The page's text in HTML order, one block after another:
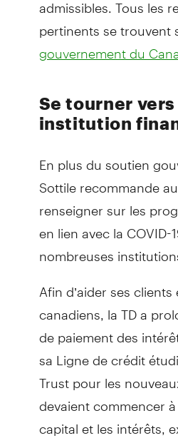
pertinents se trouvent
gouvernement du
Se tourner vers
institution
En plus du soutien
Sottile recommande
renseigner sur les
en lien avec la
nombreuses
Afin d’aider ses
canadiens, la TD a
de paiement des
sa Ligne de crédit
Trust pour les
devaient commencer
capital et les intérêts,